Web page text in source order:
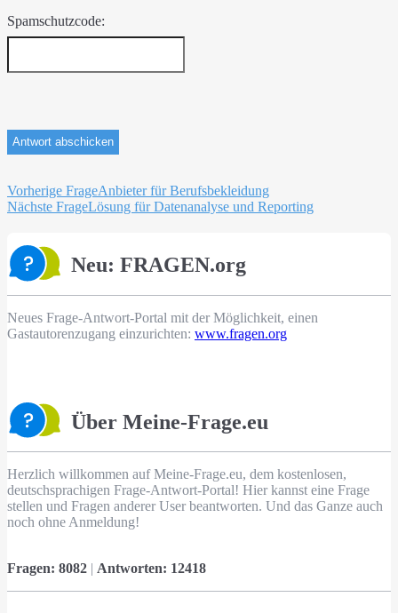
Spamschutzcode:
Beitragsnavigation
Vorherige FrageAnbieter für Berufsbekleidung
Nächste FrageLösung für Datenanalyse und Reporting
Neu: FRAGEN.org
Neues Frage-Antwort-Portal mit der Möglichkeit, einen
Gastautorenzugang einzurichten: www.fragen.org
Über Meine-Frage.eu
Herzlich willkommen auf Meine-Frage.eu, dem kostenlosen,
deutschsprachigen Frage-Antwort-Portal! Hier kannst eine Frage
stellen und Fragen anderer User beantworten. Und das Ganze auch
noch ohne Anmeldung!
Fragen: 8082 | Antworten: 12418